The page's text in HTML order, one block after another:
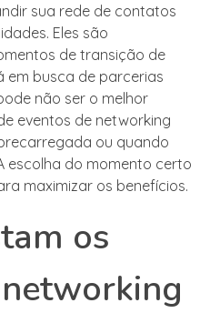
sua rede de contatos
Eles são
de transição de
em busca de parcerias
não ser o melhor
eventos de networking
ou quando
escolha do momento certo
maximizar os benefícios.
os